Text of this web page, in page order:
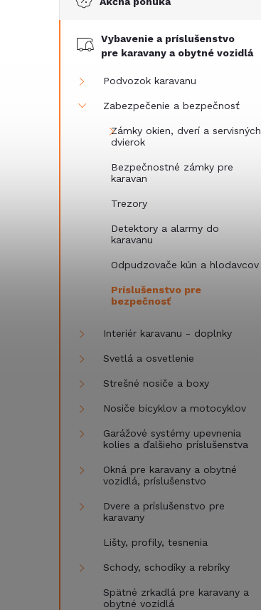
č
Vybavenie a príslušenstvo
pre karavany a obytné vozidlá
Podvozok karavanu
Zabezpečenie a bezpečnosť
Zámky okien, dverí a servisných
dvierok
Bezpečnostné zámky pre
karavan
Trezory
Detektory a alarmy do
karavanu
Odpudzovače kún a hlodavcov
Príslušenstvo pre
bezpečnosť
Interiér karavanu - doplnky
Svetlá a osvetlenie
Strešné nosiče a boxy
Nosiče bicyklov a motocyklov
Garážové systémy upevnenia
kolies a ďalšieho príslušenstva
Okná pre karavany a obytné
vozidlá, príslušenstvo
Dvere a príslušenstvo pre
karavany
Lišty, profily, tesnenia
Schody, schodíky a rebríky
Spätné zrkadlá pre karavany a
obytné vozidlá